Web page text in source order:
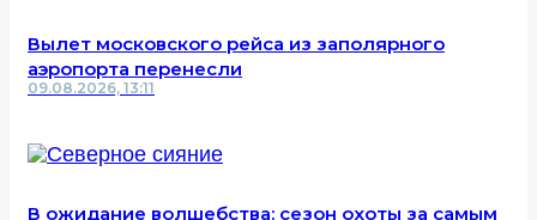
Вылет московского рейса из заполярного
аэропорта перенесли
09.08.2026, 13:11
В ожидание волшебства: сезон охоты за самым